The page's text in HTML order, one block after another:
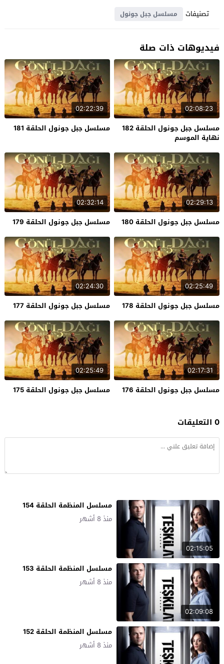
تصنيفات
مسلسل جبل جونول
فيديوهات ذات صلة
02:08:23
مسلسل جبل جونول الحلقة 182
نهاية الموسم
02:22:39
مسلسل جبل جونول الحلقة 181
02:29:13
مسلسل جبل جونول الحلقة 180
02:32:14
مسلسل جبل جونول الحلقة 179
02:25:49
مسلسل جبل جونول الحلقة 178
02:24:30
مسلسل جبل جونول الحلقة 177
02:17:31
مسلسل جبل جونول الحلقة 176
02:25:49
مسلسل جبل جونول الحلقة 175
0 التعليقات
02:15:05
مسلسل المنظمة الحلقة 154
منذ 8 أشهر
02:09:08
مسلسل المنظمة الحلقة 153
منذ 8 أشهر
مسلسل المنظمة الحلقة 152
منذ 8 أشهر